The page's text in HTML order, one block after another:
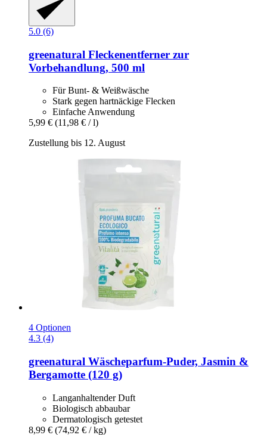
5.0 (6)
greenatural Fleckenentferner zur
Vorbehandlung, 500 ml
Für Bunt- & Weißwäsche
Stark gegen hartnäckige Flecken
Einfache Anwendung
5,99 € (11,98 € / l)
Zustellung bis 12. August
4 Optionen
4.3 (4)
greenatural Wäscheparfum-​Puder, Jasmin &
Bergamotte (120 g)
Langanhaltender Duft
Biologisch abbaubar
Dermatologisch getestet
8,99 € (74,92 € / kg)